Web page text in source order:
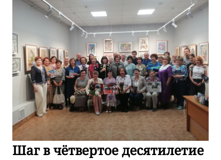
Шаг в чётвертое десятилетие